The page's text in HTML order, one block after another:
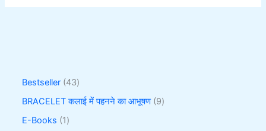
Bestseller 43
BRACELET कलाई में पहनने का आभूषण 9
E-Books 1